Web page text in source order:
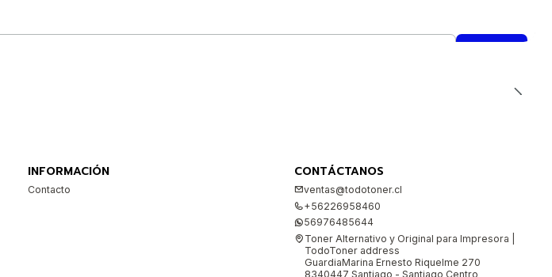
INFORMACIÓN
Contacto
CONTÁCTANOS
ventas@todotoner.cl
+56226958460
56976485644
Toner Alternativo y Original para Impresora |
TodoToner address
GuardiaMarina Ernesto Riquelme 270
8340447 Santiago - Santiago Centro